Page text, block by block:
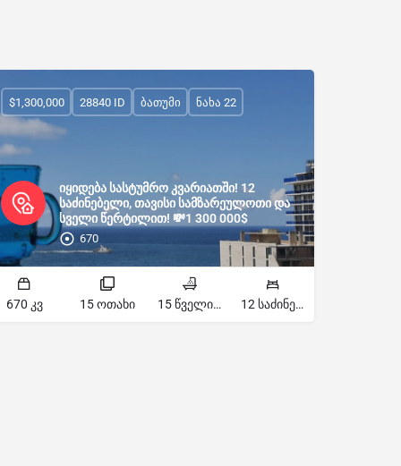
იყიდება სასტუმრო კვარიათში! 12
საძინებელი, თავისი სამზარეულოთი და
სველი წერტილით! 💸1 300 000$
670
$1,300,000 28840 ID ბათუმი ნახა 22
670 კვ 15 ოთახი 15 წველი წერტილი 12 საძინებელი